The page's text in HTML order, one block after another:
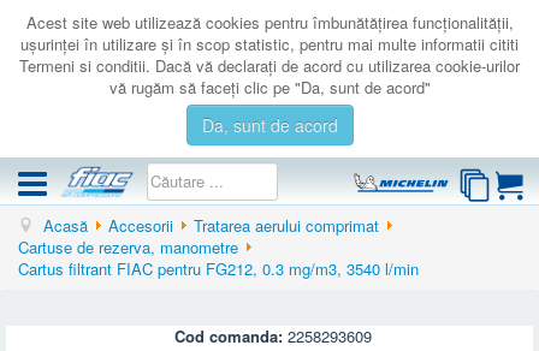
Acest site web utilizează cookies pentru îmbunătăţirea funcţionalităţii,
uşurinţei în utilizare şi în scop statistic, pentru mai multe informatii cititi
Termeni si conditii. Dacă vă declaraţi de acord cu utilizarea cookie-urilor
vă rugăm să faceţi clic pe "Da, sunt de acord"
Da, sunt de acord
COMPRESOARE
ACCESORII
Acasă Accesorii
Tratarea aerului comprimat
Cartuse de rezerva, manometre
Cartus filtrant FIAC pentru FG212, 0.3 mg/m3, 3540 l/min
Cod comanda: 2258293609